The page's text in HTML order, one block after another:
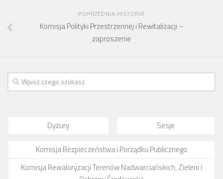
POPRZEDNIA HISTORIA
Komisja Polityki Przestrzennej i Rewitalizacji –
zaproszenie
Dyżury Sesje
Komisja Bezpieczeństwa i Porządku Publicznego
Komisja Rewaloryzacji Terenów Nadwarciańskich, Zieleni i